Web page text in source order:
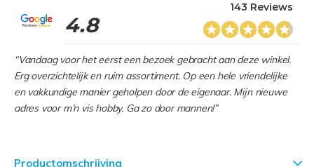
4.8
143 Reviews
“Vandaag voor het eerst een bezoek gebracht aan deze winkel.
Erg overzichtelijk en ruim assortiment. Op een hele vriendelijke
en vakkundige manier geholpen door de eigenaar. Mijn nieuwe
adres voor m’n vis hobby. Ga zo door mannen!”
Productomschrijving